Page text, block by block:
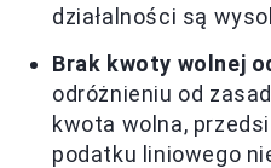
działalności są
Brak kwoty wolnej
odróżnieniu od
kwota wolna,
podatku liniowego